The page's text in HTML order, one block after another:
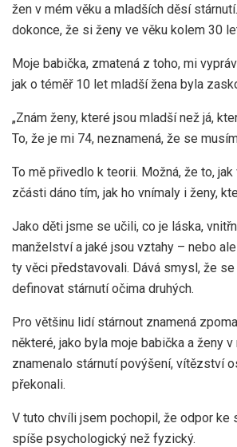
žen v mém věku a mladších děsí
dokonce, že si ženy ve věku kolem 30 let
Moje babička, zmatená z toho, mi
jak o téměř 10 let mladší žena byla
„Znám ženy, které jsou mladší než já,
To, že je mi 74, neznamená, že se
To mě přivedlo k teorii. Možná, že to, jak
zčásti dáno tím, jak ho vnímaly i ženy,
Jako děti jsme se učili, co je láska,
manželství a jaké jsou vztahy – nebo
ty věci představovali. Dává smysl, že se
definovat stárnutí očima druhých.
Pro většinu lidí stárnout znamená
některé, jako byla moje babička a ženy v
znamenalo stárnutí povýšení, vítězství
překonali.
V tuto chvíli jsem pochopil, že odpor ke
spíše psychologický než fyzický.